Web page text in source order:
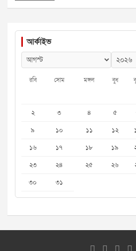
আর্কাইভ
রবি সোম মঙ্গল বুধ
২
৩ ৪ ৫
৯
১০ ১১ ১২
১৬
১৭ ১৮ ১৯
২৩
২৪ ২৫ ২৬
৩০
৩১